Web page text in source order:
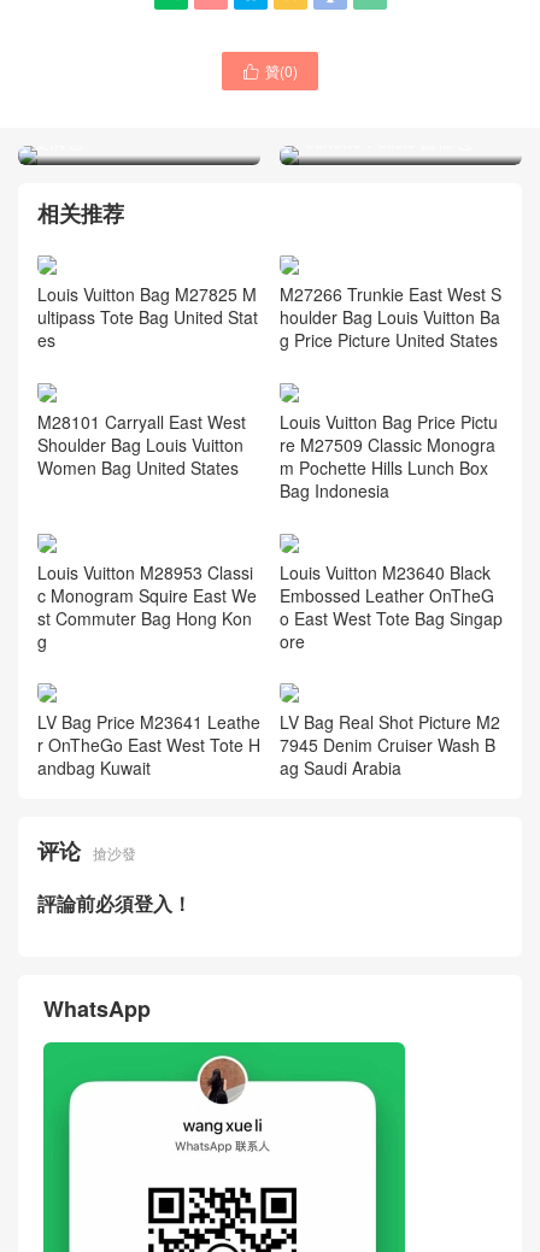
 贊(0)
M46932 EXCURSION 小號
雙肩包
LOUIS VUITTON女士新款包
Pochette Félicie 鏈條包
相关推荐
Louis Vuitton Bag M27825 M
ultipass Tote Bag United Stat
es
M27266 Trunkie East West S
houlder Bag Louis Vuitton Ba
g Price Picture United States
M28101 Carryall East West
Shoulder Bag Louis Vuitton
Women Bag United States
Louis Vuitton Bag Price Pictu
re M27509 Classic Monogra
m Pochette Hills Lunch Box
Bag Indonesia
Louis Vuitton M28953 Classi
c Monogram Squire East We
st Commuter Bag Hong Kon
g
Louis Vuitton M23640 Black
Embossed Leather OnTheG
o East West Tote Bag Singap
ore
LV Bag Price M23641 Leathe
r OnTheGo East West Tote H
andbag Kuwait
LV Bag Real Shot Picture M2
7945 Denim Cruiser Wash B
ag Saudi Arabia
评论 搶沙發
評論前必須登入！
WhatsApp